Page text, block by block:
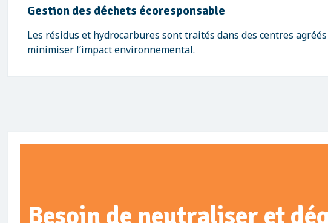
Gestion des déchets écoresponsable
Les résidus et hydrocarbures sont traités dans des centres
minimiser l’impact environnemental.
Besoin de neutraliser et